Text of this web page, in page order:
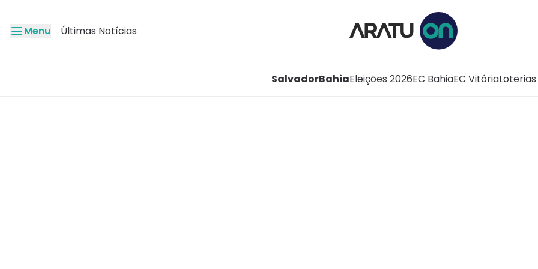
Menu Últimas Notícias
SalvadorBahiaEleições 2026EC BahiaEC VitóriaLoterias